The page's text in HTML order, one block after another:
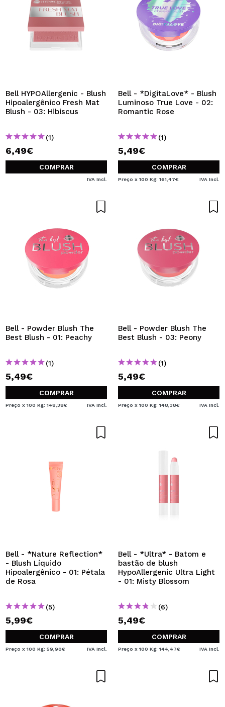
Bell HYPOAllergenic - Blush
Hipoalergênico Fresh Mat
Blush - 03: Hibiscus
(1)
6,49€
COMPRAR
IVA Incl.
Bell - *DigitaLove* - Blush
Luminoso True Love - 02:
Romantic Rose
(1)
5,49€
COMPRAR
Preço x 100 Kg: 161,47€ IVA Incl.
Bell - Powder Blush The
Best Blush - 01: Peachy
(1)
5,49€
COMPRAR
Preço x 100 Kg: 148,38€ IVA Incl.
Bell - Powder Blush The
Best Blush - 03: Peony
(1)
5,49€
COMPRAR
Preço x 100 Kg: 148,38€ IVA Incl.
Bell - *Nature Reflection*
- Blush Líquido
Hipoalergênico - 01: Pétala
de Rosa
(5)
5,99€
COMPRAR
Preço x 100 Kg: 59,90€ IVA Incl.
Bell - *Ultra* - Batom e
bastão de blush
HypoAllergenic Ultra Light
- 01: Misty Blossom
(6)
5,49€
COMPRAR
Preço x 100 Kg: 144,47€ IVA Incl.